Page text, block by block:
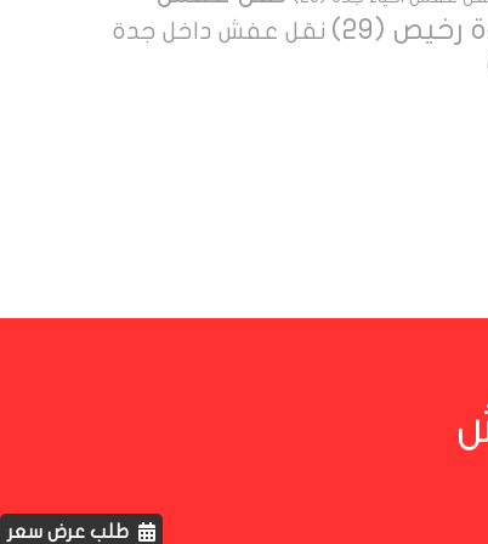
رخيص (29)
نقل عفش داخل جدة
طلب عرض سعر